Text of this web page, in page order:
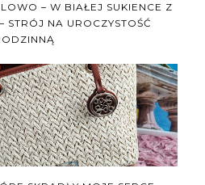
– W BIAŁEJ SUKIENCE Z
STRÓJ NA UROCZYSTOŚĆ